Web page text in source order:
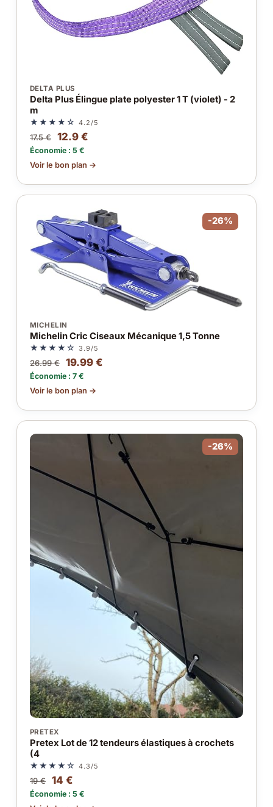
DELTA PLUS
Delta Plus Élingue plate polyester 1 T (violet) - 2
m
★★★★☆ 4.2/5
17.5 € 12.9 €
Économie : 5 €
Voir le bon plan →
-26%
MICHELIN
Michelin Cric Ciseaux Mécanique 1,5 Tonne
★★★★☆ 3.9/5
26.99 € 19.99 €
Économie : 7 €
Voir le bon plan →
-26%
PRETEX
Pretex Lot de 12 tendeurs élastiques à crochets
(4
★★★★☆ 4.3/5
19 € 14 €
Économie : 5 €